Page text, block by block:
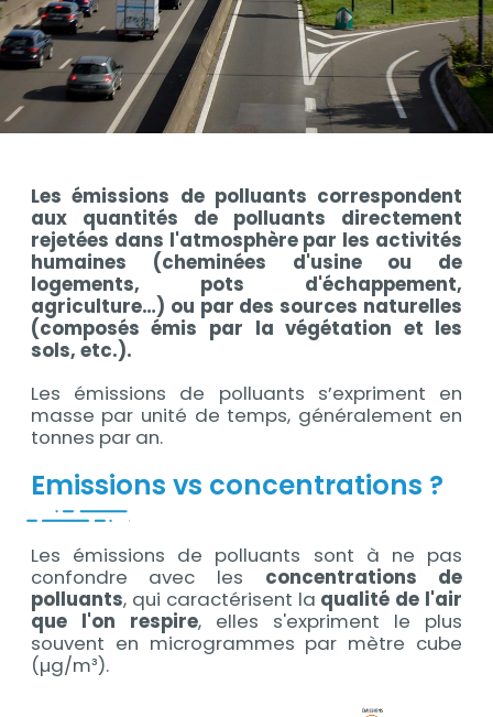
Contenu
Les émissions de polluants correspondent
aux quantités de polluants directement
rejetées dans l'atmosphère par les activités
humaines (cheminées d'usine ou de
logements, pots d'échappement,
agriculture…) ou par des sources naturelles
(composés émis par la végétation et les
sols, etc.).
Les émissions de polluants s’expriment en
masse par unité de temps, généralement en
tonnes par an.
Emissions vs concentrations ?
Les émissions de polluants sont à ne pas
confondre avec les concentrations de
polluants, qui caractérisent la qualité de l'air
que l'on respire, elles s'expriment le plus
souvent en microgrammes par mètre cube
(µg/m³).